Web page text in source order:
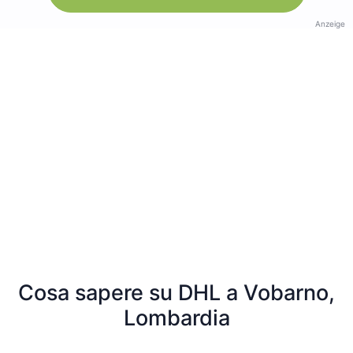
Anzeige
Cosa sapere su DHL a Vobarno,
Lombardia